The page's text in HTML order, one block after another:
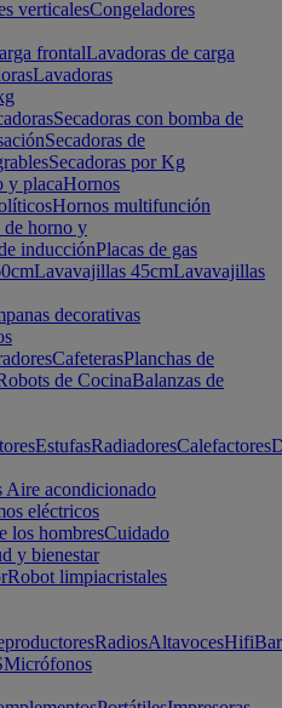
verticalesCongeladores
frontalLavadoras de carga
Lavadoras
Secadoras con bomba de
Secadoras de
Secadoras por Kg
y placaHornos
Hornos multifunción
horno y
inducciónPlacas de gas
Lavavajillas 45cmLavavajillas
decorativas
CafeterasPlanchas de
de CocinaBalanzas de
EstufasRadiadoresCalefactores
Aire acondicionado
eléctricos
los hombresCuidado
y bienestar
Robot limpiacristales
RadiosAltavocesHifi
Micrófonos